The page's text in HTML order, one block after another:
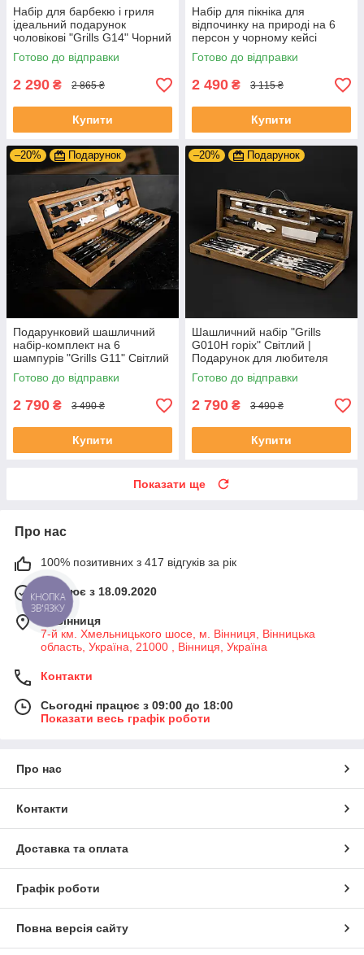
Набір для барбекю і гриля
ідеальний подарунок
чоловікові "Grills G14" Чорний
| 19 предметів + Гравіювання
на замовлення
Готово до відправки
2 290 ₴ 2 865 ₴
Купити
Набір для пікніка для
відпочинку на природі на 6
персон у чорному кейсі
Готово до відправки
2 490 ₴ 3 115 ₴
Купити
–20% Подарунок
Подарунковий шашличний
набір-комплект на 6
шампурів "Grills G11" Світлий
Готово до відправки
2 790 ₴ 3 490 ₴
Купити
–20% Подарунок
Шашличний набір "Grills
G010H горіх" Світлий |
Подарунок для любителя
відпочинку
Готово до відправки
2 790 ₴ 3 490 ₴
Купити
Показати ще
Про нас
100% позитивних з 417 відгуків за рік
Працює з 18.09.2020
м. Вінниця
7-й км. Хмельницького шосе, м. Вінниця, Вінницька
область, Україна, 21000 , Вінниця, Україна
Контакти
Сьогодні працює з 09:00 до 18:00
Показати весь графік роботи
Про нас
Контакти
Доставка та оплата
Графік роботи
Повна версія сайту
КНОПКА
ЗВ'ЯЗКУ